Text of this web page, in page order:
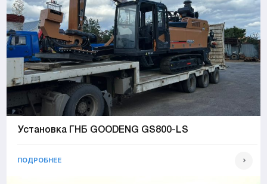
Установка ГНБ GOODENG GS800-LS
ПОДРОБНЕЕ